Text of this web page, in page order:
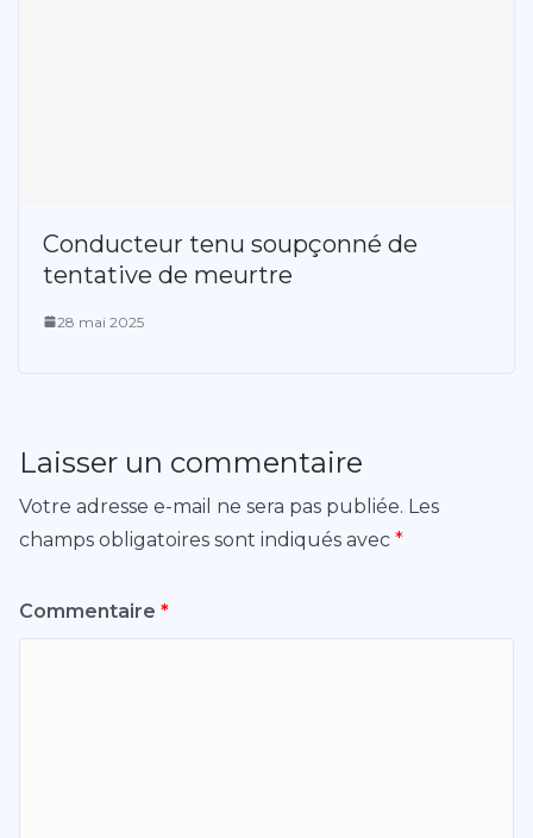
Conducteur tenu soupçonné de
tentative de meurtre
28 mai 2025
Laisser un commentaire
Votre adresse e-mail ne sera pas publiée. Les
champs obligatoires sont indiqués avec *
Commentaire *